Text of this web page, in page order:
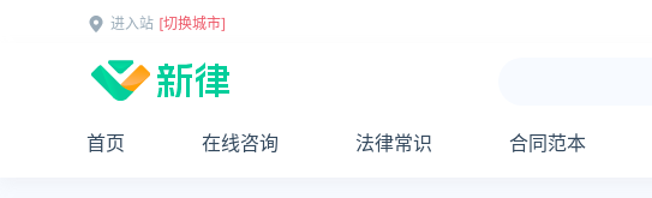
进入站 [切换城市]
首页 在线咨询 法律常识 合同范本